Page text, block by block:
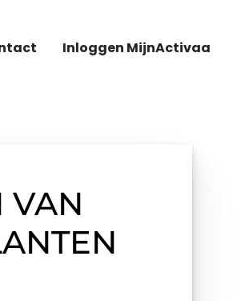
Inloggen MijnActivaa
VAN